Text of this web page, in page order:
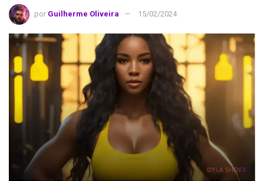
por Guilherme Oliveira 15/02/2024